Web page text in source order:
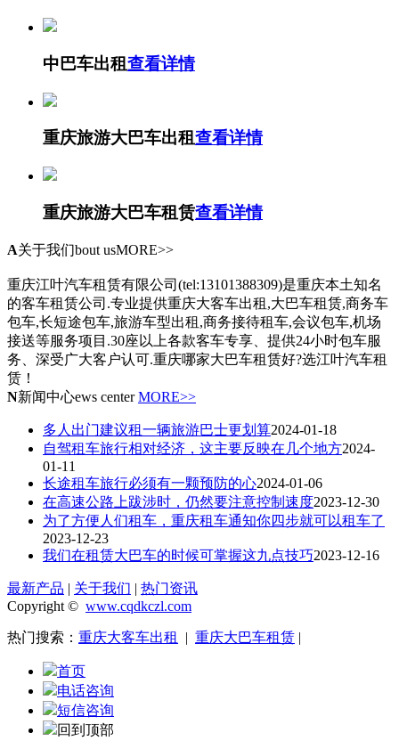
中巴车出租查看详情
重庆旅游大巴车出租查看详情
重庆旅游大巴车租赁查看详情
A关于我们bout usMORE>>
重庆江叶汽车租赁有限公司(tel:13101388309)是重庆本土知名
的客车租赁公司.专业提供重庆大客车出租,大巴车租赁,商务车
包车,长短途包车,旅游车型出租,商务接待租车,会议包车,机场
接送等服务项目.30座以上各款客车专享、提供24小时包车服
务、深受广大客户认可.重庆哪家大巴车租赁好?选江叶汽车租
赁！
N新闻中心ews center MORE>>
多人出门建议租一辆旅游巴士更划算2024-01-18
自驾租车旅行相对经济，这主要反映在几个地方2024-
01-11
长途租车旅行必须有一颗预防的心2024-01-06
在高速公路上跋涉时，仍然要注意控制速度2023-12-30
为了方便人们租车，重庆租车通知你四步就可以租车了
2023-12-23
我们在租赁大巴车的时候可掌握这九点技巧2023-12-16
最新产品 | 关于我们 | 热门资讯
Copyright © www.cqdkczl.com
热门搜索： 重庆大客车出租 | 重庆大巴车租赁 |
首页
电话咨询
短信咨询
回到顶部